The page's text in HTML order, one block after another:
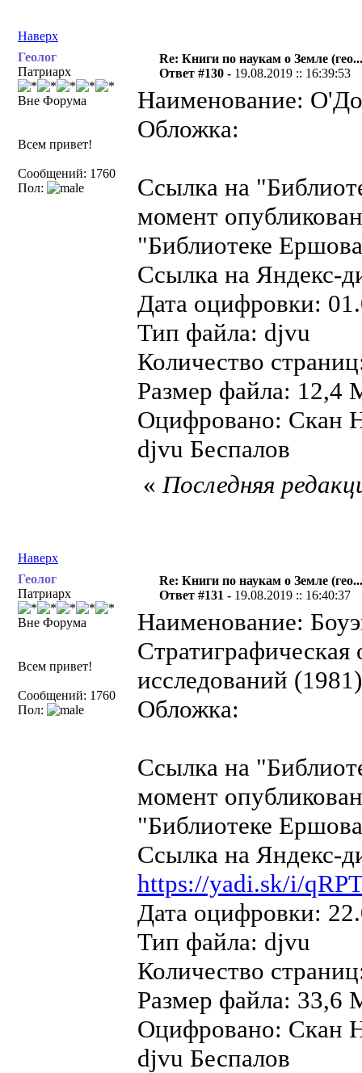
Наверх
Геолог
Патриарх
Вне Форума
Всем привет!
Сообщений: 1760
Пол:
Re: Книги по наукам о Земле
Ответ #130 - 19.08.2019 :: 16:39:53
Наименование:
Обложка:
Ссылка на
момент
"Библиотеке
Ссылка на Яндекс-
Дата оцифровки:
Тип файла: djvu
Количество
Размер файла: 12,4
Оцифровано: Скан
djvu Беспалов
Наверх
«Последняя
Геолог
Патриарх
Вне Форума
Всем привет!
Сообщений: 1760
Пол:
Re: Книги по наукам о Земле
Ответ #131 - 19.08.2019 :: 16:40:37
Наименование:
исследований (1981)
Обложка:
Ссылка на
момент
"Библиотеке
Ссылка на Яндекс-
https://yadi.sk/i/
Дата оцифровки:
Тип файла: djvu
Количество
Размер файла: 33,6
Оцифровано: Скан
djvu Беспалов